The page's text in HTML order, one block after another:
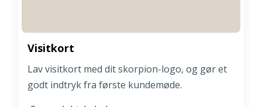
Visitkort
Lav visitkort med dit skorpion-logo, og gør et
godt indtryk fra første kundemøde.